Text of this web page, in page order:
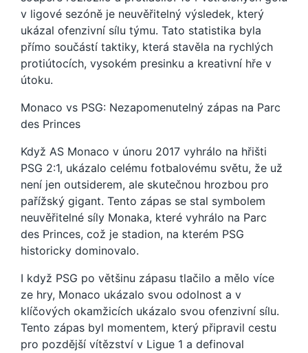
v ligové sezóně je neuvěřitelný výsledek, který
ukázal ofenzivní sílu týmu. Tato statistika byla
přímo součástí taktiky, která stavěla na rychlých
protiútocích, vysokém presinku a kreativní hře v
útoku.
Monaco vs PSG: Nezapomenutelný zápas na Parc
des Princes
Když AS Monaco v únoru 2017 vyhrálo na hřišti
PSG 2:1, ukázalo celému fotbalovému světu, že už
není jen outsiderem, ale skutečnou hrozbou pro
pařížský gigant. Tento zápas se stal symbolem
neuvěřitelné síly Monaka, které vyhrálo na Parc
des Princes, což je stadion, na kterém PSG
historicky dominovalo.
I když PSG po většinu zápasu tlačilo a mělo více
ze hry, Monaco ukázalo svou odolnost a v
klíčových okamžicích ukázalo svou ofenzivní sílu.
Tento zápas byl momentem, který připravil cestu
pro pozdější vítězství v Ligue 1 a definoval